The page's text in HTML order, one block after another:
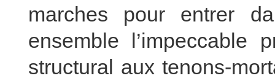
marches pour entrer
ensemble l’impeccable
structural aux tenons-